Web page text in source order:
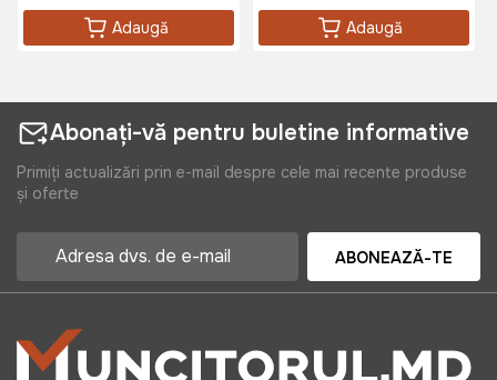
Adaugă Adaugă
Abonați-vă pentru buletine informative
Primiți actualizări prin e-mail despre cele mai recente produse
și oferte
ABONEAZĂ-TE